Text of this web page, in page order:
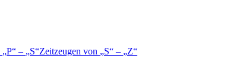
P – S Zeitzeugen von S –
Z